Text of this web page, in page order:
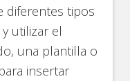
diferentes tipos
utilizar el
una plantilla o
insertar